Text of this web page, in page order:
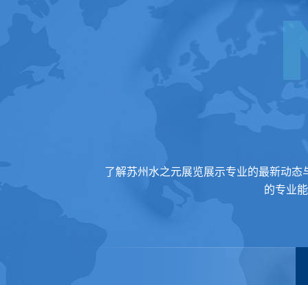
了解苏州水之元展览展示专业的最新动
的专业